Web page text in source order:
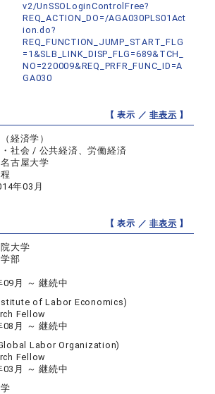
v2/UnSSOLoginControlFree?
REQ_ACTION_DO=/AGA030PLS01Act
ion.do?
REQ_FUNCTION_JUMP_START_FLG
=1&SLB_LINK_DISP_FLG=689&TCH_
NO=220009&REQ_PRFR_FUNC_ID=A
GA030
【 表示 ／非表示 】
経済学）
・社会 / 公共経済、労働経済
名古屋大学
年03月
【 表示 ／非表示 】
大学
部
09月 ～ 継続中
of Labor Economics)
Fellow
08月 ～ 継続中
Labor Organization)
Fellow
03月 ～ 継続中